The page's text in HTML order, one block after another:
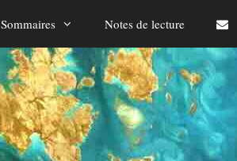
Sommaires Notes de lecture